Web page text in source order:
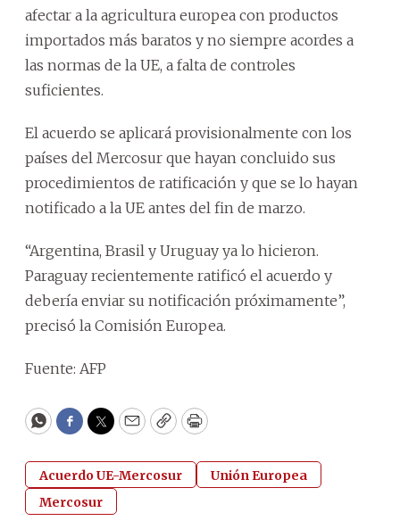
afectar a la agricultura europea con productos
importados más baratos y no siempre acordes a
las normas de la UE, a falta de controles
suficientes.
El acuerdo se aplicará provisionalmente con los
países del Mercosur que hayan concluido sus
procedimientos de ratificación y que se lo hayan
notificado a la UE antes del fin de marzo.
“Argentina, Brasil y Uruguay ya lo hicieron.
Paraguay recientemente ratificó el acuerdo y
debería enviar su notificación próximamente”,
precisó la Comisión Europea.
Fuente: AFP
WhatsApp
Facebook
Twitter
EmailCopyPrint
Acuerdo UE-Mercosur
Unión Europea
Mercosur